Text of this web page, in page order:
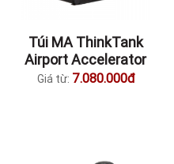
Túi MA ThinkTank
Airport Accelerator
Giá từ: 7.080.000đ